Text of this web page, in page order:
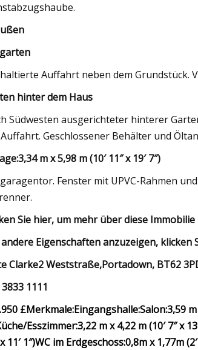
Auffahrt neben dem Grundstück.
hinter dem Haus
Südwesten ausgerichteter hinterer
Geschlossener Behälter und
3,34 m x 5,98 m (10′ 11″ x 19′ 7″)
Fenster mit UPVC-Rahmen
Sie hier, um mehr über diese
Eigenschaften anzuzeigen, klicken
Clarke2 Weststraße,Portadown, BT62
1111
£Merkmale:Eingangshalle:Salon:3,59 m
Esszimmer:3,22 m x 4,22 m (10′ 7″ x
11′ 1″)WC im Erdgeschoss:0,8m x 1,77m (2′